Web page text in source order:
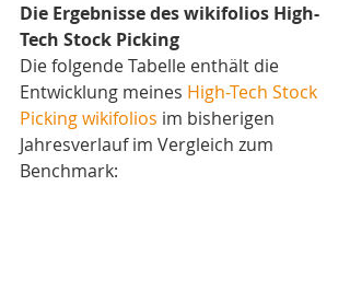
Die Ergebnisse des wikifolios High-
Tech Stock Picking
Die folgende Tabelle enthält die
Entwicklung meines High-Tech Stock
Picking wikifolios im bisherigen
Jahresverlauf im Vergleich zum
Benchmark: